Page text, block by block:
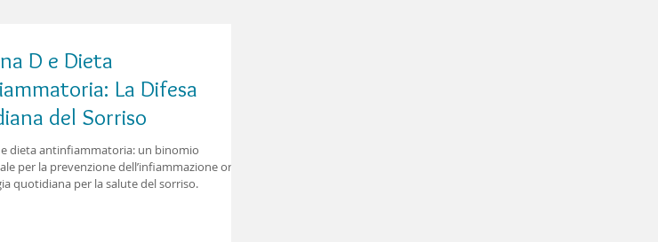
D e Dieta
La Difesa
del Sorriso
dieta antinfiammatoria: un binomio
per la prevenzione dell’infiammazione orale.
quotidiana per la salute del sorriso.